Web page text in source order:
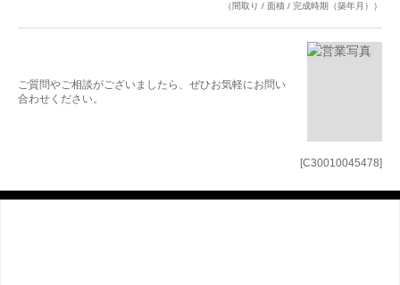
[C30010045478]
（間取り / 面積 / 完成時期（築年月））
ご質問やご相談がございましたら、ぜひお気軽にお問い
合わせください。